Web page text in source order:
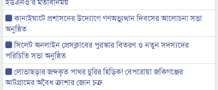
কানাইঘাটে প্রশাসনের উদ্যোগে গণঅভ্যুত্থান দিবসের আলোচনা সভা
অনুষ্ঠিত
সিলেট অনলাইন প্রেসক্লাবের পুরস্কার বিতরণ ও নতুন সদস্যদের
পরিচিতি সভা অনুষ্ঠিত
লোভাছড়ার জব্দকৃত পাথর চুরির হিড়িক! বেপরোয়া জকিগঞ্জের
আটগ্রামের অবৈধ ক্রাশার জোন চক্র